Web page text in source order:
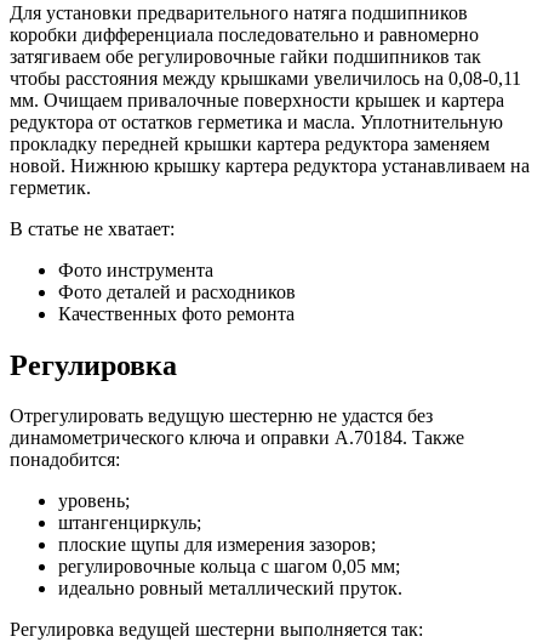
Для установки предварительного натяга подшипников
коробки дифференциала последовательно и равномерно
затягиваем обе регулировочные гайки подшипников так
чтобы расстояния между крышками увеличилось на 0,08-0,11
мм. Очищаем привалочные поверхности крышек и картера
редуктора от остатков герметика и масла. Уплотнительную
прокладку передней крышки картера редуктора заменяем
новой. Нижнюю крышку картера редуктора устанавливаем на
герметик.
В статье не хватает:
Фото инструмента
Фото деталей и расходников
Качественных фото ремонта
Регулировка
Отрегулировать ведущую шестерню не удастся без
динамометрического ключа и оправки А.70184. Также
понадобится:
уровень;
штангенциркуль;
плоские щупы для измерения зазоров;
регулировочные кольца с шагом 0,05 мм;
идеально ровный металлический пруток.
Регулировка ведущей шестерни выполняется так: